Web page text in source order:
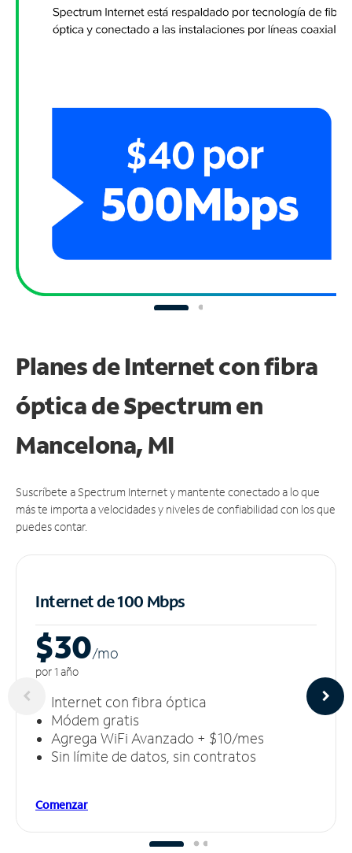
Planes de Internet con fibra
óptica de Spectrum en
Mancelona, MI
Suscríbete a Spectrum Internet y mantente conectado a lo que
más te importa a velocidades y niveles de confiabilidad con los que
puedes contar.
Internet de 100 Mbps
$30/mo
por 1 año
Internet con fibra óptica
Módem gratis
Agrega WiFi Avanzado + $10/mes
Sin límite de datos, sin contratos
Comenzar